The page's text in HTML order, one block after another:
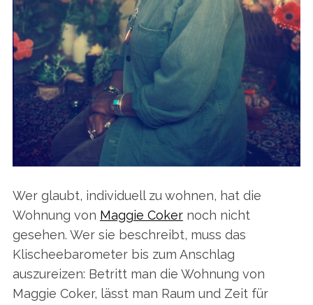
Wer glaubt, individuell zu wohnen, hat die
Wohnung von Maggie Cokernoch nicht
gesehen. Wer sie beschreibt, muss das
Klischeebarometer bis zum Anschlag
auszureizen: Betritt man die Wohnung von
Maggie Coker, lässt man Raum und Zeit für